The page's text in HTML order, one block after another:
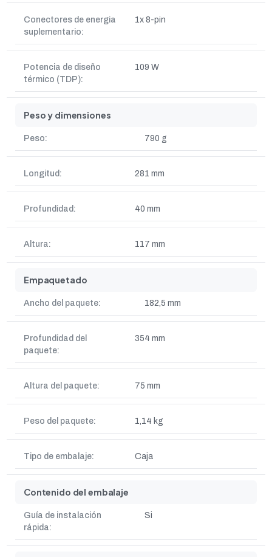
Conectores de energia
suplementario:
1x 8-pin
Potencia de diseño
térmico (TDP):
109 W
Peso y dimensiones
Peso: 790 g
Longitud: 281 mm
Profundidad: 40 mm
Altura: 117 mm
Empaquetado
Ancho del paquete: 182,5 mm
Profundidad del
paquete:
354 mm
Altura del paquete: 75 mm
Peso del paquete: 1,14 kg
Tipo de embalaje: Caja
Contenido del embalaje
Guía de instalación
rápida:
Si